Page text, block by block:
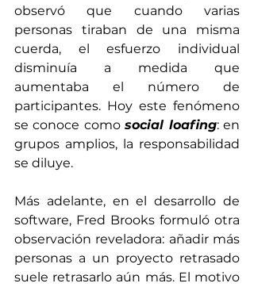
observó que cuando varias
personas tiraban de una misma
cuerda, el esfuerzo individual
disminuía a medida que
aumentaba el número de
participantes. Hoy este fenómeno
se conoce como social loafing: en
grupos amplios, la responsabilidad
se diluye.
Más adelante, en el desarrollo de
software, Fred Brooks formuló otra
observación reveladora: añadir más
personas a un proyecto retrasado
suele retrasarlo aún más. El motivo